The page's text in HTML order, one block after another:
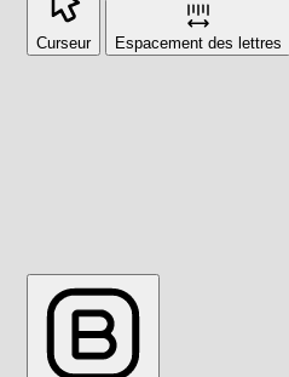
Curseur Espacement des lettres